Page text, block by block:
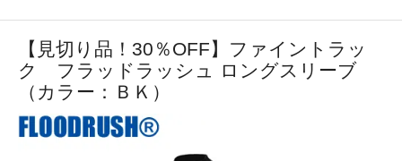
【見切り品！30％OFF】ファイントラッ
ク フラッドラッシュ ロングスリーブ
（カラー：ＢＫ）